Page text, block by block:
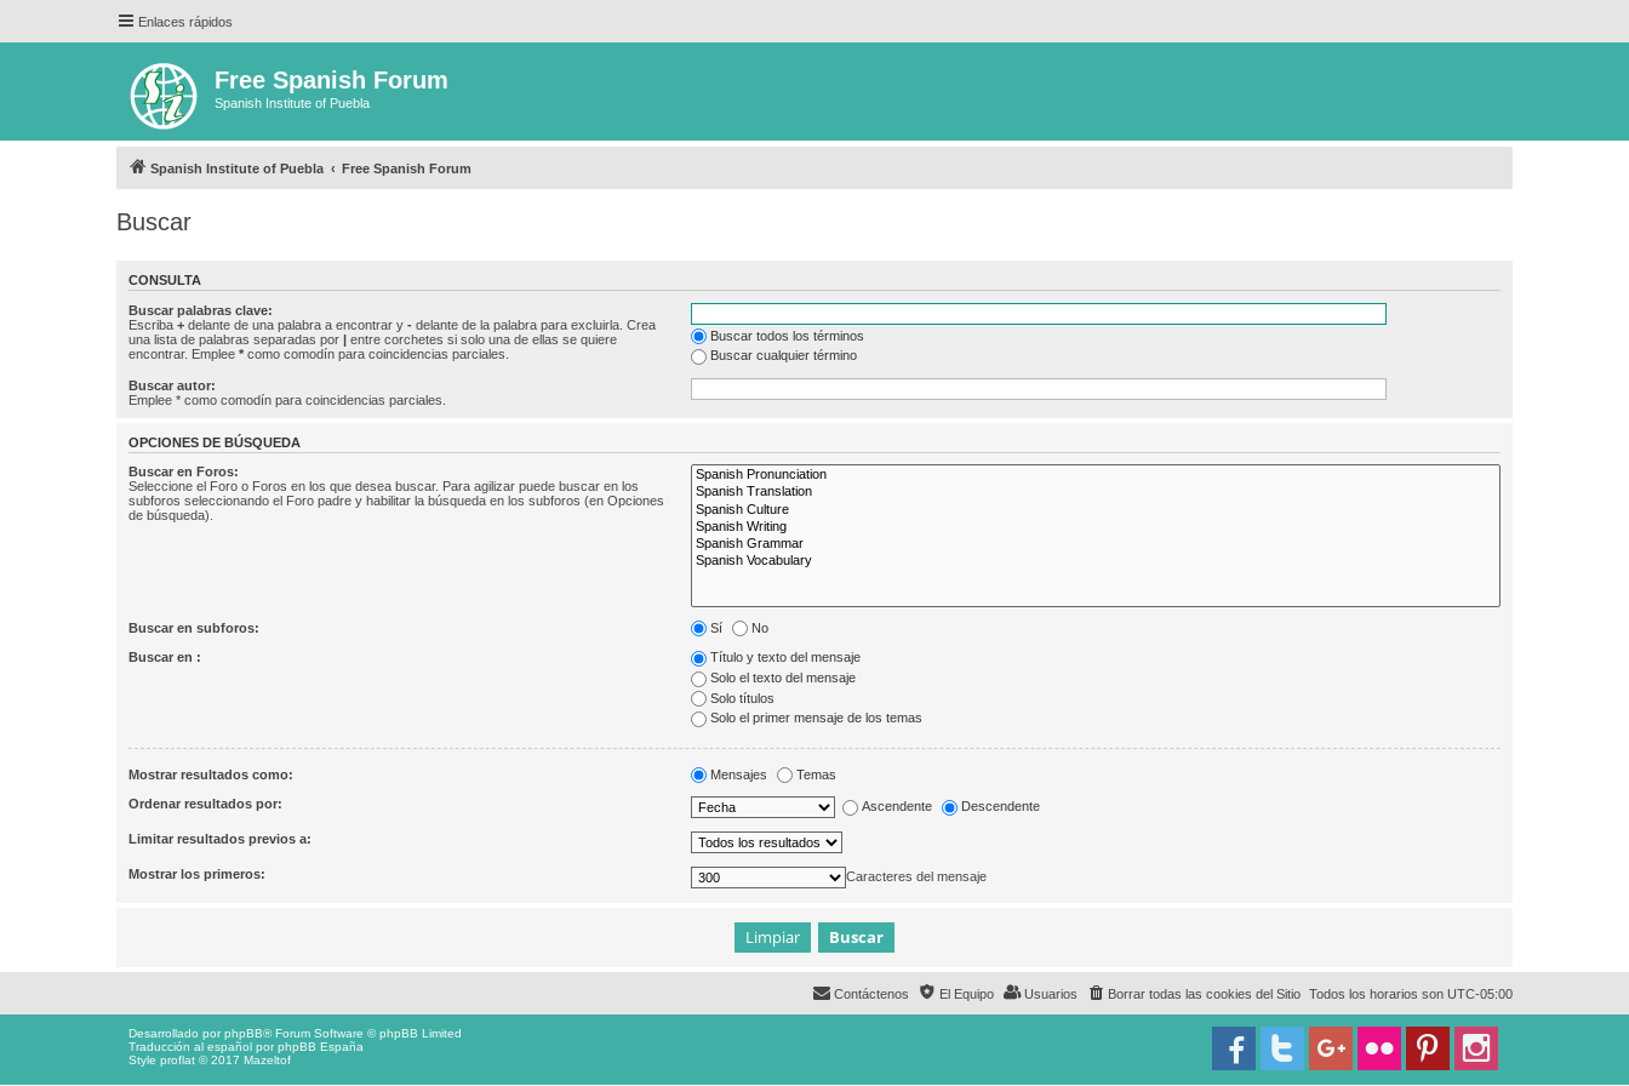
Enlaces rápidos
Free Spanish Forum
Spanish Institute of Puebla
Spanish Institute of Puebla Free Spanish Forum
Buscar
CONSULTA
Buscar palabras clave:
Escriba + delante de una palabra a encontrar y - delante de la palabra para excluirla. Crea
una lista de palabras separadas por | entre corchetes si solo una de ellas se quiere
encontrar. Emplee * como comodín para coincidencias parciales.
Buscar todos los términos
Buscar cualquier término
Buscar autor:
Emplee * como comodín para coincidencias parciales.
OPCIONES DE BÚSQUEDA
Buscar en Foros:
Seleccione el Foro o Foros en los que desea buscar. Para agilizar puede buscar en los
subforos seleccionando el Foro padre y habilitar la búsqueda en los subforos (en Opciones
de búsqueda).
Buscar en subforos: Sí No
Buscar en :
Título y texto del mensaje
Solo el texto del mensaje
Solo títulos
Solo el primer mensaje de los temas
Mostrar resultados como: Mensajes Temas
Ordenar resultados por: Ascendente Descendente
Limitar resultados previos a:
Mostrar los primeros: Caracteres del mensaje
Todos los horarios son UTC-05:00
Borrar todas las cookies del Sitio
Usuarios
El Equipo
Contáctenos
Desarrollado porphpBB® Forum Software © phpBB Limited
Traducción al español porphpBB España
Style proflat © 2017 Mazeltof